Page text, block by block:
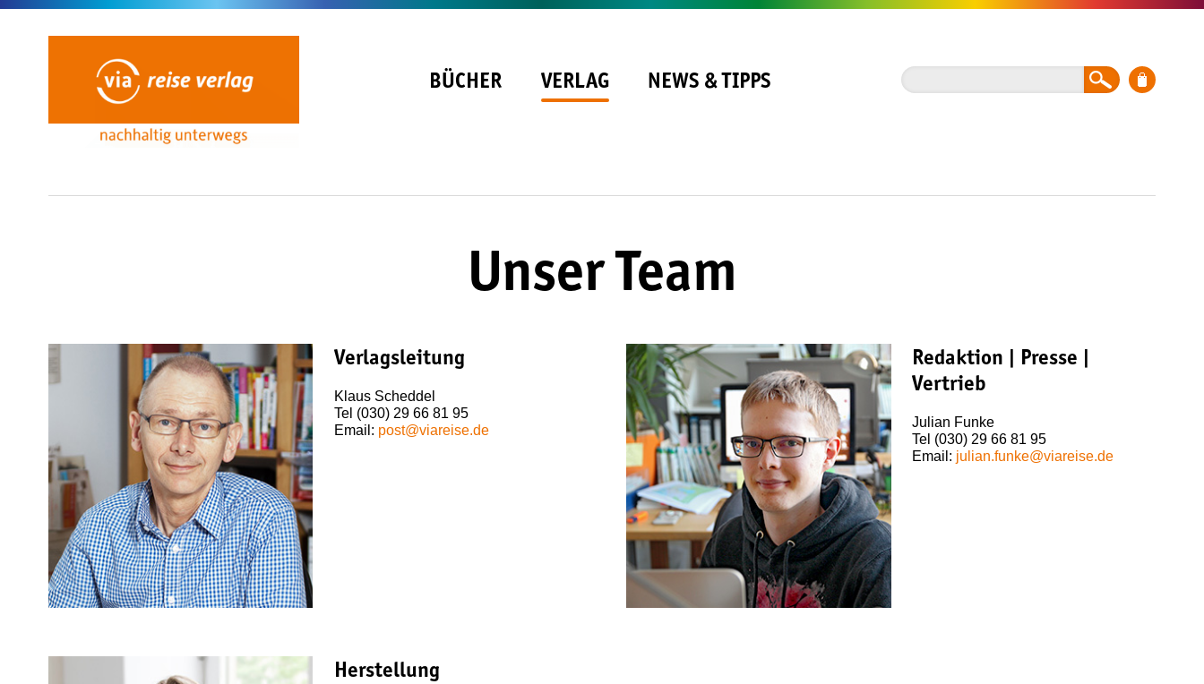
BÜCHER VERLAG NEWS & TIPPS
Unser Team
Verlagsleitung
Klaus Scheddel
Tel (030) 29 66 81 95
Email: post@viareise.de
Redaktion | Presse |
Vertrieb
Julian Funke
Tel (030) 29 66 81 95
Email: julian.funke@viareise.de
Herstellung